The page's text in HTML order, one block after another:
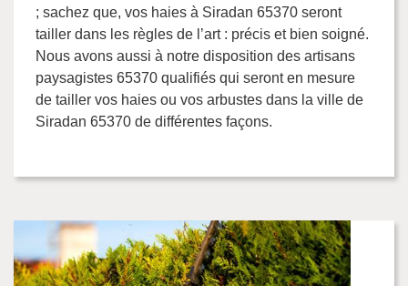
; sachez que, vos haies à Siradan 65370 seront
tailler dans les règles de l’art : précis et bien soigné.
Nous avons aussi à notre disposition des artisans
paysagistes 65370 qualifiés qui seront en mesure
de tailler vos haies ou vos arbustes dans la ville de
Siradan 65370 de différentes façons.